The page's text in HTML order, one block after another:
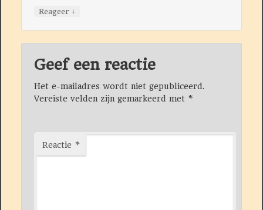
Reageer ↓
Geef een reactie
Het e-mailadres wordt niet gepubliceerd.
Vereiste velden zijn gemarkeerd met *
Reactie *